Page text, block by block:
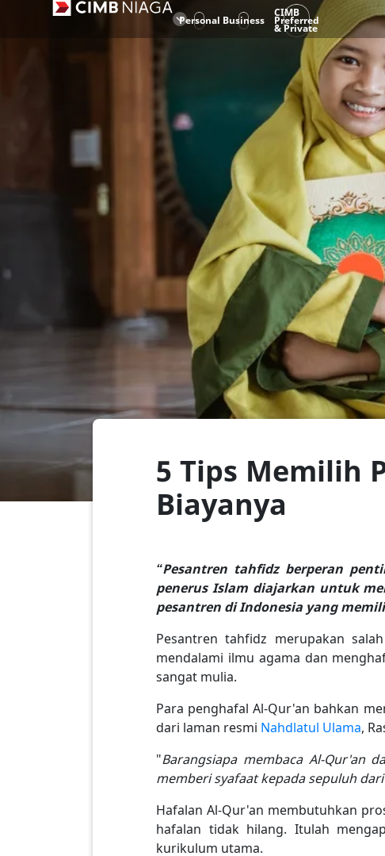
Personal Business
CIMB
Preferred
& Private
5 Tips Memilih
Biayanya
“Pesantren tahfidz berperan
penerus Islam diajarkan untuk
pesantren di Indonesia yang
Pesantren tahfidz merupakan
mendalami ilmu agama dan
sangat mulia.
Para penghafal Al-Qur'an bahkan
dari laman resmi Nahdlatul Ulama,
"Barangsiapa membaca Al-Qur'an
memberi syafaat kepada sepuluh
Hafalan Al-Qur'an membutuhkan
hafalan tidak hilang. Itulah
kurikulum utama.